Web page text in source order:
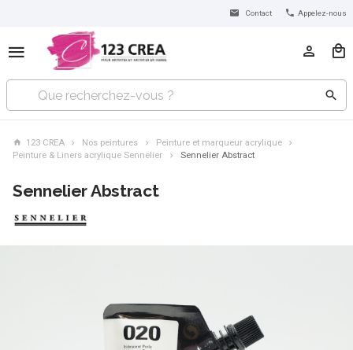
Contact Appelez-nous
123 CREA Nos peintures
Peinture et marqueur acrylique
Peinture & Liners acrylique Sennelier
Sennelier Abstract
Sennelier Abstract